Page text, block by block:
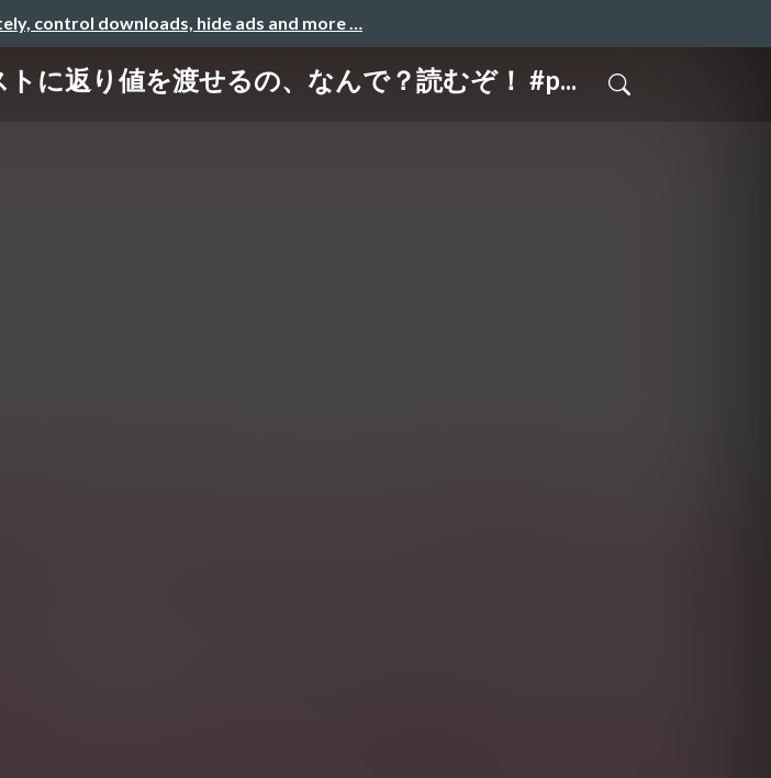
control downloads, hide ads and more …
に返り値を渡せるの、なんで？読むぞ！ #p...